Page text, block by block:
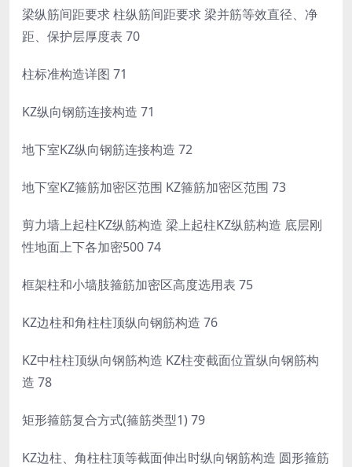
梁纵筋间距要求 柱纵筋间距要求 梁并筋等效直径、净
距、保护层厚度表 70
柱标准构造详图 71
KZ纵向钢筋连接构造 71
地下室KZ纵向钢筋连接构造 72
地下室KZ箍筋加密区范围 KZ箍筋加密区范围 73
剪力墙上起柱KZ纵筋构造 梁上起柱KZ纵筋构造 底层刚
性地面上下各加密500 74
框架柱和小墙肢箍筋加密区高度选用表 75
KZ边柱和角柱柱顶纵向钢筋构造 76
KZ中柱柱顶纵向钢筋构造 KZ柱变截面位置纵向钢筋构
造 78
矩形箍筋复合方式(箍筋类型1) 79
KZ边柱、角柱柱顶等截面伸出时纵向钢筋构造 圆形箍筋